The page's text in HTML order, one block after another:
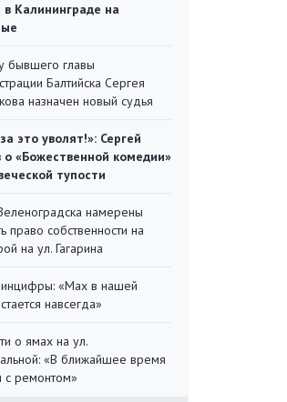
в Калининграде на
бывшего главы
Балтийска Сергея
назначен новый судья
это уволят!»: Сергей
о «Божественной комедии»
тупости
намерены
право собственности на
на ул. Гагарина
«Мах в нашей
навсегда»
о ямах на ул.
«В ближайшее время
ремонтом»